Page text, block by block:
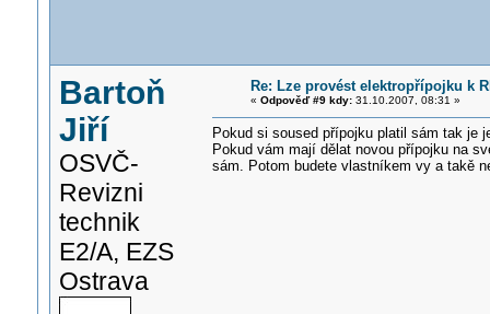
Bartoň
Jiří
OSVČ-
Revizni
technik
E2/A, EZS
Ostrava
Re: Lze provést elektropřípojku k
« Odpověď #9 kdy:31.10.2007, 08:31 »
Pokud si soused přípojku platil sám tak je
Pokud vám mají dělat novou přípojku na
sám. Potom budete vlastníkem vy a takě